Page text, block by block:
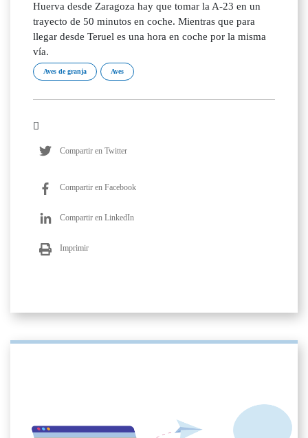
Huerva desde Zaragoza hay que tomar la A-23 en un
trayecto de 50 minutos en coche. Mientras que para
llegar desde Teruel es una hora en coche por la misma
vía.
Aves de granja Aves
Compartir en Twitter
Compartir en Facebook
Compartir en LinkedIn
Imprimir